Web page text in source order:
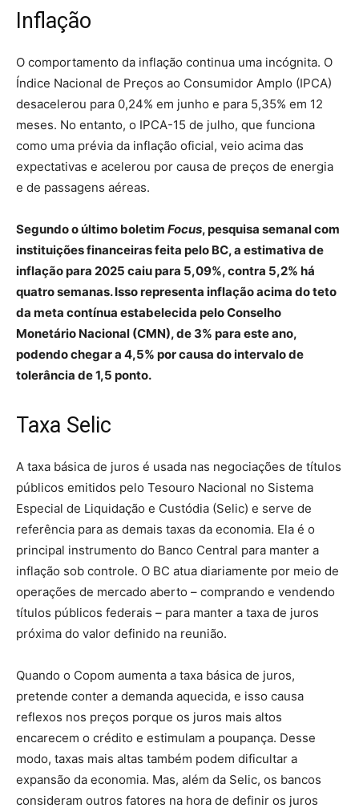
Inflação
O comportamento da inflação continua uma incógnita. O
Índice Nacional de Preços ao Consumidor Amplo (IPCA)
desacelerou para 0,24% em junho e para 5,35% em 12
meses. No entanto, o IPCA-15 de julho, que funciona
como uma prévia da inflação oficial, veio acima das
expectativas e acelerou por causa de preços de energia
e de passagens aéreas.
Segundo o último boletim Focus, pesquisa semanal com
instituições financeiras feita pelo BC, a estimativa de
inflação para 2025 caiu para 5,09%, contra 5,2% há
quatro semanas. Isso representa inflação acima do teto
da meta contínua estabelecida pelo Conselho
Monetário Nacional (CMN), de 3% para este ano,
podendo chegar a 4,5% por causa do intervalo de
tolerância de 1,5 ponto.
Taxa Selic
A taxa básica de juros é usada nas negociações de títulos
públicos emitidos pelo Tesouro Nacional no Sistema
Especial de Liquidação e Custódia (Selic) e serve de
referência para as demais taxas da economia. Ela é o
principal instrumento do Banco Central para manter a
inflação sob controle. O BC atua diariamente por meio de
operações de mercado aberto – comprando e vendendo
títulos públicos federais – para manter a taxa de juros
próxima do valor definido na reunião.
Quando o Copom aumenta a taxa básica de juros,
pretende conter a demanda aquecida, e isso causa
reflexos nos preços porque os juros mais altos
encarecem o crédito e estimulam a poupança. Desse
modo, taxas mais altas também podem dificultar a
expansão da economia. Mas, além da Selic, os bancos
consideram outros fatores na hora de definir os juros